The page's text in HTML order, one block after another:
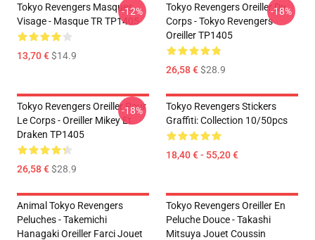
Tokyo Revengers Masques
Visage - Masque TR TP1405
13,70 €$14.9
-12%
Tokyo Revengers Oreiller Du
Corps - Tokyo Revengers
Oreiller TP1405
26,58 €$28.9
-18%
Tokyo Revengers Oreiller Pour
Le Corps - Oreiller Mikey Et
Draken TP1405
26,58 €$28.9
-18%
Tokyo Revengers Stickers
Graffiti: Collection 10/50pcs
18,40 € - 55,20 €
Animal Tokyo Revengers
Peluches - Takemichi
Hanagaki Oreiller Farci Jouet
Tokyo Revengers Oreiller En
Peluche Douce - Takashi
Mitsuya Jouet Coussin